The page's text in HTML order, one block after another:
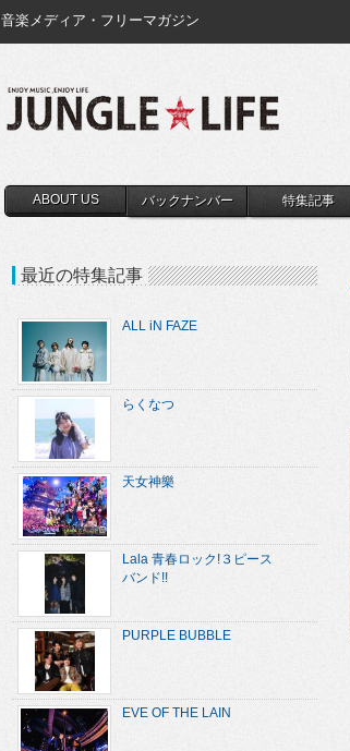
音楽メディア・フリーマガジン
ABOUT US バックナンバー 特集記事
最近の特集記事
ALL iN FAZE
らくなつ
天女神樂
Lala 青春ロック!３ピース
バンド!!
PURPLE BUBBLE
EVE OF THE LAIN